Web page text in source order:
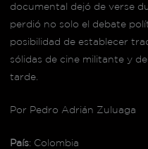
documental dejó de verse
perdió no solo el debate
posibilidad de establecer
sólidas de cine militante y
tarde.
Por Pedro Adrián Zuluaga
País: Colombia